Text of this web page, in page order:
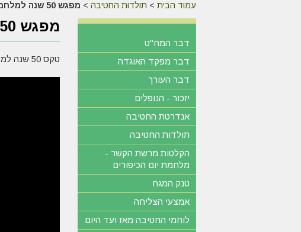
עמוד הבית > תולדות החטיבה > מפגש 50 שנה למלחמת יום הכיפורים – 6.10.23
מפגש 50 שנה למלחמת יום הכיפורים – 6.10.23
טקס 50 שנה למלחמת יום הכיפורים
דבר המח"ט
דבר מפקד האוגדה
דבר העורך
יזכור - הנופלים
אנדרטת החטיבה
תולדות החטיבה
הקלטות מרשת הקשר -
מלחמת יום הכיפורים
טנק המגח
אמצעי הצליחה
לוחמי החטיבה מאז ועד היום